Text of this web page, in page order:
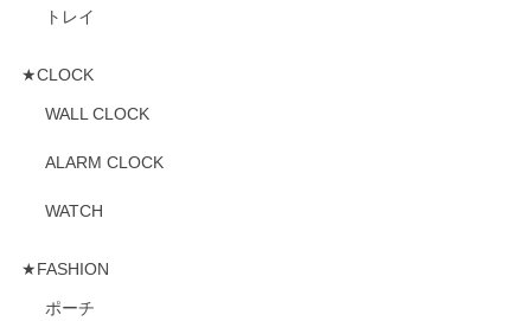
トレイ
★CLOCK
WALL CLOCK
ALARM CLOCK
WATCH
★FASHION
ポーチ